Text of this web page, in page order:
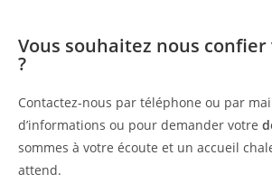
Vous souhaitez nous
?
Contactez-nous par téléphone ou par
d’informations ou pour demander votre
sommes à votre écoute et un accueil
attend.